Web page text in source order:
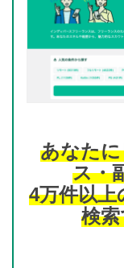
あなた
ス・
4万件以上
検